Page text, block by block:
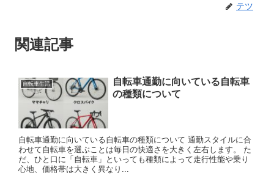
テツ
関連記事
自転車生活
自転車通勤に向いている自転車
の種類について
自転車通勤に向いている自転車の種類について 通勤スタイルに合
わせて自転車を選ぶことは毎日の快適さを大きく左右します。 た
だ、ひと口に「自転車」といっても種類によって走行性能や乗り
心地、価格帯は大きく異なり...